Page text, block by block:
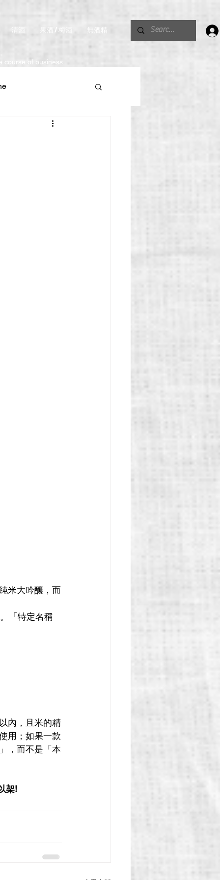
果酒 / 梅酒 無酒精
of business.
米大吟釀，而
「特定名稱
內，且米的精
用；如果一款
，而不是「本
架!